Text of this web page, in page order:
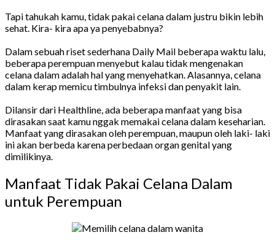
Tapi tahukah kamu, tidak pakai celana dalam justru bikin lebih
sehat. Kira- kira apa ya penyebabnya?
Dalam sebuah riset sederhana Daily Mail beberapa waktu lalu,
beberapa perempuan menyebut kalau tidak mengenakan
celana dalam adalah hal yang menyehatkan. Alasannya, celana
dalam kerap memicu timbulnya infeksi dan penyakit lain.
Dilansir dari Healthline, ada beberapa manfaat yang bisa
dirasakan saat kamu nggak memakai celana dalam keseharian.
Manfaat yang dirasakan oleh perempuan, maupun oleh laki- laki
ini akan berbeda karena perbedaan organ genital yang
dimilikinya.
Manfaat Tidak Pakai Celana Dalam
untuk Perempuan